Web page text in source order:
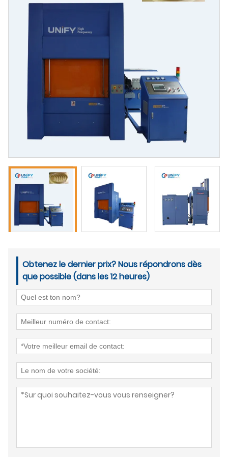
Obtenez le dernier prix? Nous répondrons dès
que possible (dans les 12 heures)